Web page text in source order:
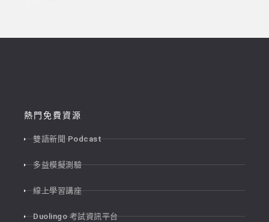
熱門免費資源
雙語新聞 Podcast
多益模擬測驗
線上學習講座
Duolingo 考試資訊平台